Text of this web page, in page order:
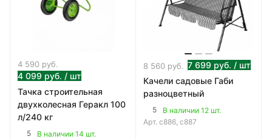
4 590 руб.
4 099 руб. / шт
Тачка строительная
двухколесная Геракл 100
л/240 кг
5
В наличии 14 шт.
8 560 руб. 7 699 руб. / шт
Качели садовые Габи
разноцветный
5
В наличии 12 шт.
Арт. с886, с887